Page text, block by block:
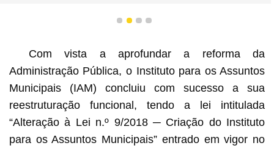
1 2 3 4
Com vista a aprofundar a reforma da
Administração Pública, o Instituto para os Assuntos
Municipais (IAM) concluiu com sucesso a sua
reestruturação funcional, tendo a lei intitulada
“Alteração à Lei n.º 9/2018 ─ Criação do Instituto
para os Assuntos Municipais” entrado em vigor no